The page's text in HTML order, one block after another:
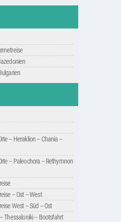
– Heraklion – Chania –
– Paleochora – Rethymnon
– Ost – West
West – Süd – Ost
Thessaloniki – Bootsfahrt